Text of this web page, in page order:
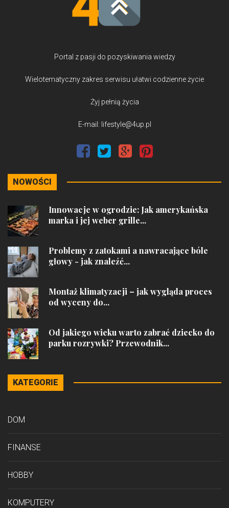
Portal z pasji do pozyskiwania wiedzy
Wielotematyczny zakres serwisu ułatwi codzienne życie
Żyj pełnią życia
E-mail: lifestyle@4up.pl
NOWOŚCI
Innowacje w ogrodzie: Jak amerykańska
marka i jej weber grille...
Problemy z zatokami a nawracające bóle
głowy - jak znaleźć...
Montaż klimatyzacji – jak wygląda proces
od wyceny do...
Od jakiego wieku warto zabrać dziecko do
parku rozrywki? Przewodnik...
KATEGORIE
DOM
FINANSE
HOBBY
KOMPUTERY